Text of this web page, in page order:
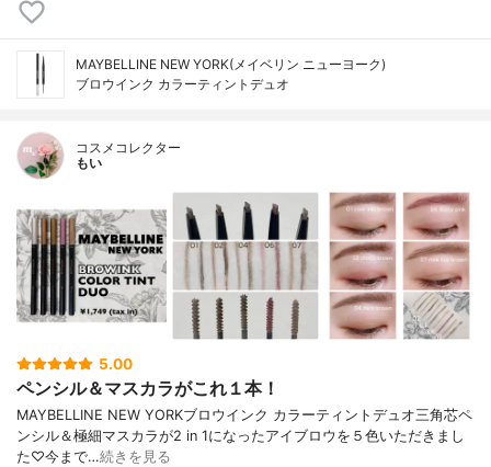
MAYBELLINE NEW YORK(メイベリン ニューヨーク)
ブロウインク カラーティントデュオ
コスメコレクター
もい
5.00
ペンシル＆マスカラがこれ１本！
MAYBELLINE NEW YORKブロウインク カラーティントデュオ三角芯ペ
ンシル＆極細マスカラが2 in 1になったアイブロウを５色いただきまし
た♡今まで…続きを見る